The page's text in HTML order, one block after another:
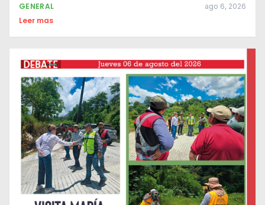
GENERAL ago 6, 2026
Leer mas